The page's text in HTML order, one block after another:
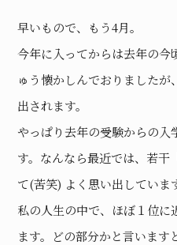
早いもので、もう4月。
今年に入ってからは去年の今
ゅう懐かしんでおりました
出されます。
やっぱり去年の受験からの入
す。なんなら最近では、若干
て(苦笑) よく思い出していま
私の人生の中で、ほぼ１位に
ます。どの部分かと言います